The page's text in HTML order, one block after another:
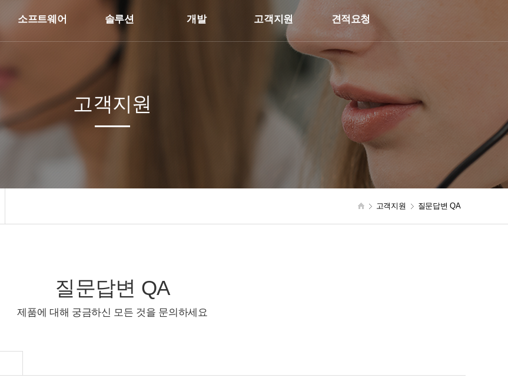
소프트웨어 솔루션 개발 고객지원 견적요청
고객지원 질문답변 QA
고객지원
질문답변 QA
제품에 대해 궁금하신 모든 것을 문의하세요